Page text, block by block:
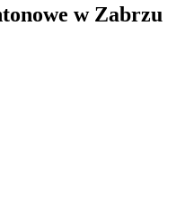
w Zabrzu